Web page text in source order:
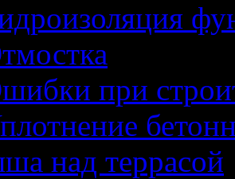
при
над террасой